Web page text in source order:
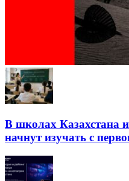
В школах Казахстана
начнут изучать с